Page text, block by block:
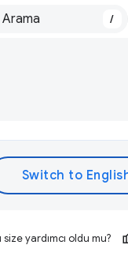
/
size yardımcı oldu mu?